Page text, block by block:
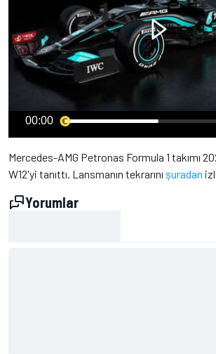
00:00
Mercedes-AMG Petronas Formula 1 takımı
W12'yi tanıttı. Lansmanın tekrarını şuradan
Yorumlar